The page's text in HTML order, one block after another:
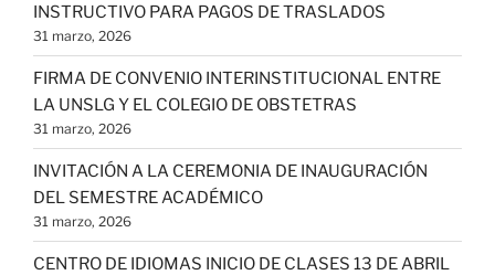
INSTRUCTIVO PARA PAGOS DE TRASLADOS
31 marzo, 2026
FIRMA DE CONVENIO INTERINSTITUCIONAL ENTRE
LA UNSLG Y EL COLEGIO DE OBSTETRAS
31 marzo, 2026
INVITACIÓN A LA CEREMONIA DE INAUGURACIÓN
DEL SEMESTRE ACADÉMICO
31 marzo, 2026
CENTRO DE IDIOMAS INICIO DE CLASES 13 DE ABRIL